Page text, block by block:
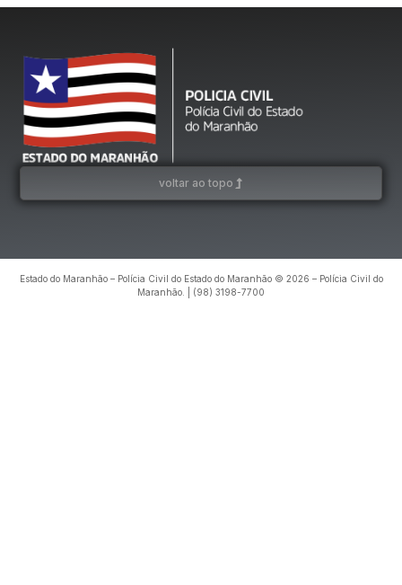
voltar ao topo
Estado do Maranhão – Polícia Civil do Estado do Maranhão © 2026 – Polícia Civil do
Maranhão. | (98) 3198-7700